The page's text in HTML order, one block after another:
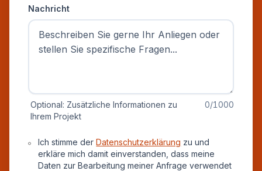
Nachricht
Optional: Zusätzliche Informationen zu
Ihrem Projekt
0/1000
Datenschutz und Einverständnis
Ich stimme derDatenschutzerklärung zu und
erkläre mich damit einverstanden, dass meine
Daten zur Bearbeitung meiner Anfrage verwendet